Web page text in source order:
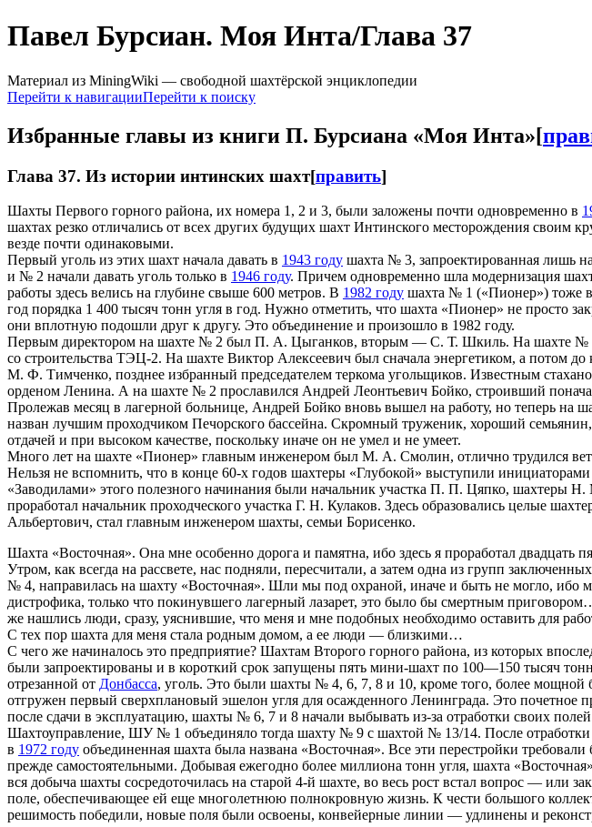
Павел Бурсиан. Моя Инта/Глава 37
Материал из MiningWiki — свободной шахтёрской энциклопедии
Перейти к навигацииПерейти к поиску
Избранные главы из книги П. Бурсиана «Моя Инта»[
Глава 37. Из истории интинских шахт[править]
Шахты Первого горного района, их номера 1, 2 и 3, были заложены почти одновременно в
шахтах резко отличались от всех других будущих шахт Интинского месторождения своим
везде почти одинаковыми.
Первый уголь из этих шахт начала давать в 1943 году шахта № 3, запроектированная лишь
и № 2 начали давать уголь только в 1946 году. Причем одновременно шла модернизация
работы здесь велись на глубине свыше 600 метров. В 1982 году шахта № 1 («Пионер») тоже
год порядка 1 400 тысяч тонн угля в год. Нужно отметить, что шахта «Пионер» не просто
они вплотную подошли друг к другу. Это объединение и произошло в 1982 году.
Первым директором на шахте № 2 был П. А. Цыганков, вторым — С. Т. Шкиль. На шахте № 1
со строительства ТЭЦ-2. На шахте Виктор Алексеевич был сначала энергетиком, а потом
М. Ф. Тимченко, позднее избранный председателем теркома угольщиков. Известным
орденом Ленина. А на шахте № 2 прославился Андрей Леонтьевич Бойко, строивший
Пролежав месяц в лагерной больнице, Андрей Бойко вновь вышел на работу, но теперь на
назван лучшим проходчиком Печорского бассейна. Скромный труженик, хороший
отдачей и при высоком качестве, поскольку иначе он не умел и не умеет.
Много лет на шахте «Пионер» главным инженером был М. А. Смолин, отлично трудился
Нельзя не вспомнить, что в конце 60-х годов шахтеры «Глубокой» выступили
«Заводилами» этого полезного начинания были начальник участка П. П. Цяпко, шахтеры
проработал начальник проходческого участка Г. Н. Кулаков. Здесь образовались целые
Альбертович, стал главным инженером шахты, семьи Борисенко.
Шахта «Восточная». Она мне особенно дорога и памятна, ибо здесь я проработал двадцать
Утром, как всегда на рассвете, нас подняли, пересчитали, а затем одна из групп
№ 4, направилась на шахту «Восточная». Шли мы под охраной, иначе и быть не могло, ибо
дистрофика, только что покинувшего лагерный лазарет, это было бы смертным
же нашлись люди, сразу, уяснившие, что меня и мне подобных необходимо оставить для
С тех пор шахта для меня стала родным домом, а ее люди — близкими…
С чего же начиналось это предприятие? Шахтам Второго горного района, из которых
были запроектированы и в короткий срок запущены пять мини-шахт по 100—150 тысяч
отрезанной от Донбасса, уголь. Это были шахты № 4, 6, 7, 8 и 10, кроме того, более
отгружен первый сверхплановый эшелон угля для осажденного Ленинграда. Это почетное
после сдачи в эксплуатацию, шахты № 6, 7 и 8 начали выбывать из-за отработки своих
Шахтоуправление, ШУ № 1 объединяло тогда шахту № 9 с шахтой № 13/14. После отработки
в 1972 году объединенная шахта была названа «Восточная». Все эти перестройки
прежде самостоятельными. Добывая ежегодно более миллиона тонн угля, шахта
вся добыча шахты сосредоточилась на старой 4-й шахте, во весь рост встал вопрос — или
поле, обеспечивающее ей еще многолетнюю полнокровную жизнь. К чести большого
решимость победили, новые поля были освоены, конвейерные линии — удлинены и